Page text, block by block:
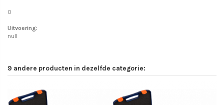
0
Uitvoering:
null
9 andere producten in dezelfde categorie: